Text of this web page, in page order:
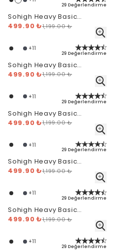
29 Değerlendirme
Sohigh Heavy Basic
Oversize T-Shirt - Beyaz
499.90 ₺1,199.00 ₺
+11
29 Değerlendirme
Sohigh Heavy Basic
Oversize T-Shirt - Kırık
499.90 ₺1,199.00 ₺
+11
29 Değerlendirme
Sohigh Heavy Basic
Oversize T-Shirt - Nefti
499.90 ₺1,199.00 ₺
+11
29 Değerlendirme
Sohigh Heavy Basic
Oversize T-Shirt - Açık Gri
499.90 ₺1,199.00 ₺
+11
29 Değerlendirme
Sohigh Heavy Basic
Oversize T-Shirt - İndigo
499.90 ₺1,199.00 ₺
+11
29 Değerlendirme